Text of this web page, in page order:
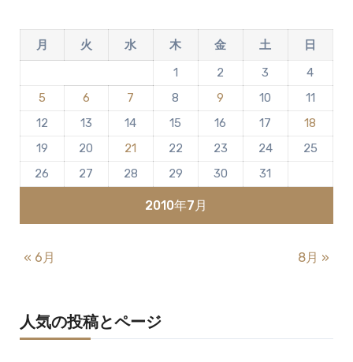
だ
あ
り
せ
ん
2010年7月
月 火 水 木 金 土
日
1
2 3
4
5
6 7 8 9 10
11
12
13 14 15 16 17
18
19
20 21 22 23 24
25
26
27 28 29 30 31
« 6月 8月 »
人気の投稿とページ